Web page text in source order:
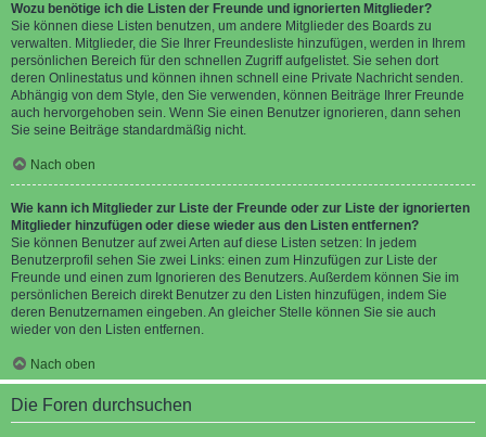
Wozu benötige ich die Listen der Freunde und ignorierten Mitglieder?
Sie können diese Listen benutzen, um andere Mitglieder des Boards zu
verwalten. Mitglieder, die Sie Ihrer Freundesliste hinzufügen, werden in Ihrem
persönlichen Bereich für den schnellen Zugriff aufgelistet. Sie sehen dort
deren Onlinestatus und können ihnen schnell eine Private Nachricht senden.
Abhängig von dem Style, den Sie verwenden, können Beiträge Ihrer Freunde
auch hervorgehoben sein. Wenn Sie einen Benutzer ignorieren, dann sehen
Sie seine Beiträge standardmäßig nicht.
Nach oben
Wie kann ich Mitglieder zur Liste der Freunde oder zur Liste der ignorierten
Mitglieder hinzufügen oder diese wieder aus den Listen entfernen?
Sie können Benutzer auf zwei Arten auf diese Listen setzen: In jedem
Benutzerprofil sehen Sie zwei Links: einen zum Hinzufügen zur Liste der
Freunde und einen zum Ignorieren des Benutzers. Außerdem können Sie im
persönlichen Bereich direkt Benutzer zu den Listen hinzufügen, indem Sie
deren Benutzernamen eingeben. An gleicher Stelle können Sie sie auch
wieder von den Listen entfernen.
Nach oben
Die Foren durchsuchen